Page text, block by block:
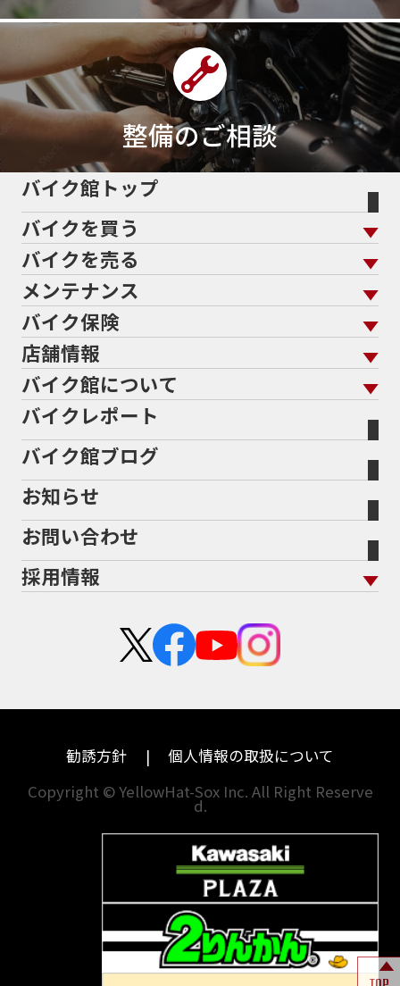
整備のご相談
バイク館トップ
バイクを買う
バイクを買う トップ
バイクを探す
メーカーから探す
色から探す
スタイルから探す
排気量から探す
地域から探す
走行距離から探す
中古車から探す
バイクを売る
バイクを売る トップ
バイク館買取の強み
バイクを高く売るコツ
バイク買取の流れ
全国展開の強み
よくあるご質問
バイク買取強化車両
メーカー別買取相場・
ヤマハ
ホンダ
スズキ
ハーレーダビッドソン
ドゥカティ
トライアンフ
アプリリア
KTM
モトグッツイ
MVアグスタ
他海外ﾒｰｶｰ
メンテナンス
メンテナンス トップ
バイク点検
バイク車検
Bikeep
プロテクションフィルム
バイク保険
バイク保険 トップ
自賠責保険
任意保険
バイク保険無料見積り（現在未加入の方）
バイク保険無料見積り（他社でご加入の方）
盗難保険
店舗情報
店舗情報 トップ
北海道
宮城
福島
茨城
栃木
兵庫
福岡
長崎
熊本
バイク館について
バイク館について トップ
バイク館が選ばれる理由
会社概要
沿革
二輪公正取引協議会加盟店
バイクレポート
バイク館ブログ
お知らせ
お問い合わせ
採用情報
中途採用・アルバイト
勧誘方針
個人情報の取扱について
Copyright © YellowHat-Sox Inc. All Right Reserve
d.